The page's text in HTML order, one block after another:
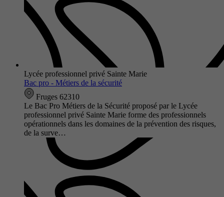
Lycée professionnel privé Sainte Marie
Bac pro - Métiers de la sécurité
Fruges 62310
Le Bac Pro Métiers de la Sécurité proposé par le Lycée
professionnel privé Sainte Marie forme des professionnels
opérationnels dans les domaines de la prévention des risques,
de la surve…